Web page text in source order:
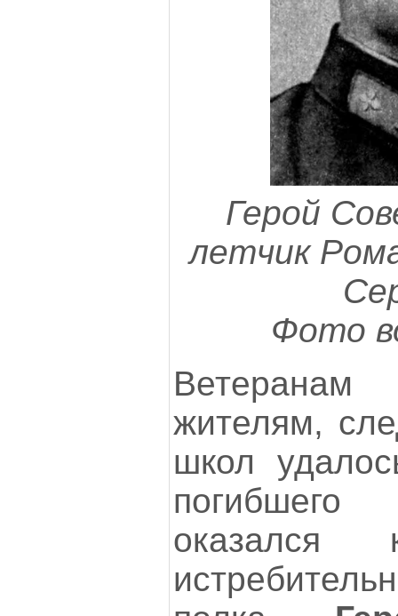
Герой
летчик
Фото
Ветеранам
жителям,
школ
оказался